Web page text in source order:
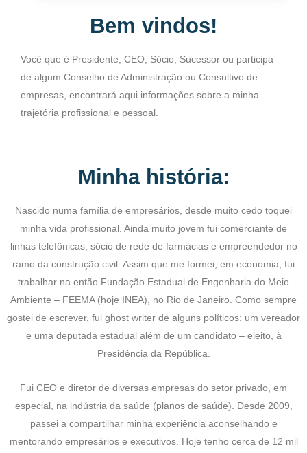
Bem vindos!
Você que é Presidente, CEO, Sócio, Sucessor ou participa
de algum Conselho de Administração ou Consultivo de
empresas, encontrará aqui informações sobre a minha
trajetória profissional e pessoal.
Minha história:
Nascido numa família de empresários, desde muito cedo toquei
minha vida profissional. Ainda muito jovem fui comerciante de
linhas telefônicas, sócio de rede de farmácias e empreendedor no
ramo da construção civil. Assim que me formei, em economia, fui
trabalhar na então Fundação Estadual de Engenharia do Meio
Ambiente – FEEMA (hoje INEA), no Rio de Janeiro. Como sempre
gostei de escrever, fui ghost writer de alguns políticos: um vereador
e uma deputada estadual além de um candidato – eleito, à
Presidência da República.
Fui CEO e diretor de diversas empresas do setor privado, em
especial, na indústria da saúde (planos de saúde). Desde 2009,
passei a compartilhar minha experiência aconselhando e
mentorando empresários e executivos. Hoje tenho cerca de 12 mil